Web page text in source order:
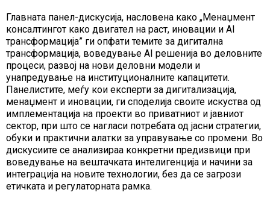
Главната панел-дискусија, насловена како „Менаџмент
консалтингот како двигател на раст, иновации и AI
трансформација” ги опфати темите за дигитална
трансформација, воведување AI решенија во деловните
процеси, развој на нови деловни модели и
унапредување на институционалните капацитети.
Панелистите, меѓу кои експерти за дигитализација,
менаџмент и иновации, ги споделија своите искуства од
имплементација на проекти во приватниот и јавниот
сектор, при што се нагласи потребата од јасни стратегии,
обуки и практични алатки за управување со промени. Во
дискусиите се анализираа конкретни предизвици при
воведување на вештачката интелигенција и начини за
интеграција на новите технологии, без да се загрози
етичката и регулаторната рамка.